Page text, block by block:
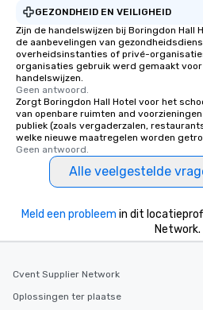
GEZONDHEID EN VEILIGHEID
Zijn de handelswijzen bij Boringdon Hall
de aanbevelingen van
overheidsinstanties of privé-
organisaties gebruik werd gemaakt
handelswijzen.
Geen antwoord.
Zorgt Boringdon Hall Hotel voor het
van openbare ruimten and
publiek (zoals vergaderzalen,
welke nieuwe maatregelen worden
Geen antwoord.
Alle veelgestelde
Meld een probleem in dit
Network.
Cvent Supplier Network
Oplossingen ter plaatse